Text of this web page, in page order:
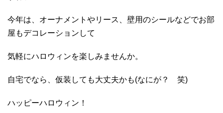
今年は、オーナメントやリース、壁用のシールなどでお部
屋もデコレーションして
気軽にハロウィンを楽しみませんか。
自宅でなら、仮装しても大丈夫かも(なにが？ 笑)
ハッピーハロウィン！